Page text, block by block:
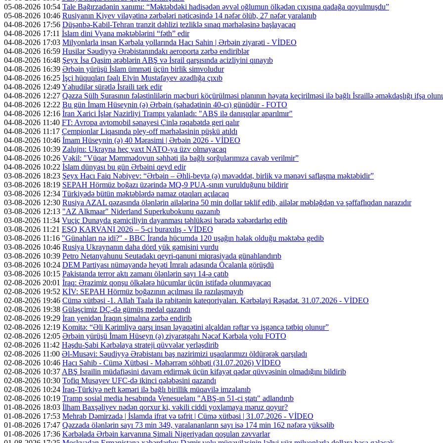
05-08-2026 10:54 Tale Bağırzadənin xanımı: “Məktəbdəki hadisədən əvvəl oğlumun ölkədən çıxışına qadağa qoyulmuşdu”
05-08-2026 10:46 Rusiyanın Kiyev vilayətinə zərbələri nəticəsində 14 nəfər ölüb, 27 nəfər yaralanıb
04-08-2026 17:56 Düşənbə-Kabil-Tehran tranzit dəhlizi tezliklə sınaq mərhələsinə başlayacaq
04-08-2026 17:11 İslam dini Vyana məktəblərini “fəth” edir
04-08-2026 17:03 Milyonlarla insan Kərbəla yollarında Hacı Sahin | Ərbəin ziyarəti - VİDEO
04-08-2026 16:59 Husilər Səudiyyə Ərəbistanındakı aeroporta zərbə endiriblər
04-08-2026 16:48 Şeyx İsa Qasim ərəblərin ABŞ və İsrail qarşısında acizliyini qınayıb
04-08-2026 16:39 Ərbəin yürüşü İslam ümməti üçün birlik simvoludur
04-08-2026 16:25 İşçi hüquqları fəalı Elvin Mustafayev azadlığa çıxıb
04-08-2026 12:49Yəhudilər sürətlə İsraili tərk edir
04-08-2026 12:27 Qəzza Sülh Şurasının fələstinlilərin məcburi köçürülməsi planının həyata keçirilməsi ilə bağlı İsraillə əməkdaşlığı ifşa
04-08-2026 12:22 Bu gün İmam Hüseynin (ə) Ərbəin (şəhadətinin 40-cı) günüdür - FOTO
04-08-2026 12:16 İran Xarici İşlər Nazirliyi Trampı yalanladı: "ABŞ ilə danışıqlar aparılmır"
04-08-2026 11:40 FT: Avropa avtomobil sənayesi Çinlə rəqabətdə geri qalır
04-08-2026 11:17 Çempionlar Liqasında pley-off mərhələsinin püşkü atıldı
04-08-2026 10:46 İmam Hüseynin (ə) 40 Mərasimi | Ərbəin 2026 - VİDEO
04-08-2026 10:39 Zalujnı: Ukrayna heç vaxt NATO-ya üzv olmayacaq
04-08-2026 10:26 Vəkil: "Vüqar Məmmədovun səhhəti ilə bağlı sorğularımıza cavab verilmir”
04-08-2026 10:22 İslam dünyası bu gün Ərbəini qeyd edir
03-08-2026 18:23 Şeyx Hacı Faiq Nəbiyev: “Ərbəin – Əhli-beytə (ə) məvəddət, birlik və mənəvi saflaşma məktəbidir”
03-08-2026 18:19 SEPAH Hörmüz boğazı üzərində MQ-9 PUA-sının vurulduğunu bildirir
03-08-2026 12:34 Türkiyədə bütün məktəblərdə namaz otaqları açılacaq
03-08-2026 12:30 Rusiya AZAL qəzasında ölənlərin ailələrinə 50 min dollar təklif edib, ailələr məbləğdən və şəffaflıqdan narazıdır
03-08-2026 12:13 "AZ Alkmaar" Niderland Superkubokunu qazanıb
03-08-2026 11:34 Vuçiç Dunayda gəmiçiliyin dayanması təhlükəsi barədə xəbərdarlıq edib
03-08-2026 11:21 EŞQ KARVANI 2026 – 5-ci buraxılış - VİDEO
03-08-2026 11:16 "Günahları nə idi?" - BBC İranda hücumda 120 uşağın həlak olduğu məktəbə gedib
03-08-2026 10:46 Rusiya Ukraynanın daha dörd yük gəmisini vurdu
03-08-2026 10:39 Petro Netanyahunu Seutadakı qeyri-qanuni miqrasiyada günahlandırıb
03-08-2026 10:24 DEM Partiyası nümayəndə heyəti İmralı adasında Öcalanla görüşdü
03-08-2026 10:15 Pakistanda terror aktı zamanı ölənlərin sayı 14-ə çatıb
02-08-2026 20:01 İraq: Ərazimiz qonşu ölkələrə hücumlar üçün istifadə olunmayacaq
02-08-2026 19:52 KİV: SEPAH Hörmüz boğazının açılması ilə razılaşmayıb
02-08-2026 19:46 Cümə xütbəsi -1. Allah Taala ilə rabitənin kateqoriyaları. Kərbəlayi Rəşadət. 31.07.2026 - VİDEO
02-08-2026 19:38 Güləşçimiz DÇ-də gümüş medal qazandı
02-08-2026 19:29 İran yenidən İraqın şimalına zərbə endirib
02-08-2026 12:19 Komitə: “Əli Kərimliyə qarşı insan ləyaqətini alçaldan rəftar və işgəncə tətbiq olunur”
02-08-2026 12:05 Ərbəin yürüşü İmam Hüseyn (ə) ziyarətgahı Nəcəf Kərbəla yolu FOTO
02-08-2026 11:42 Həşdu-Şabi Kərbəlaya strateji qüvvələr yerləşdirib
02-08-2026 11:00 Əl-Musəvi: Səudiyyə Ərəbistanı baş nazirimizi uşaqlarımızı öldürərək qarşıladı
02-08-2026 10:46 Hacı Sahib - Cümə Xütbəsi - Məhərrəm söhbəti (31.07.2026) VİDEO
02-08-2026 10:37ABŞ İsrailin müdafiəsini davam etdirmək üçün kifayət qədər qüvvəsinin olmadığını bildirib
02-08-2026 10:30 Tofiq Musayev UFC-də ikinci qələbəsini qazandı
02-08-2026 10:24 İraq-Türkiyə neft kəməri ilə bağlı birillik müqavilə imzalanıb
02-08-2026 10:19 Tramp sosial media hesabında Venesuelanı "ABŞ-ın 51-ci ştatı" adlandırıb
01-08-2026 18:03 İlham Baxşəliyev nədən qorxur ki, vəkili ciddi yoxlamaya məruz qoyur?
01-08-2026 17:53 Mehrab Dəmirzadə | İslamda ifrat və təfrit | Cümə xütbəsi | 31.07.2026 - VİDEO
01-08-2026 17:47 Qəzzada ölənlərin sayı 73 min 349, yaralananların sayı isə 174 min 162 nəfərə yüksəlib
01-08-2026 17:36 Kərbəlada Ərbəin karvanına Şimali Nigeriyadan qoşulan zəvvarlar